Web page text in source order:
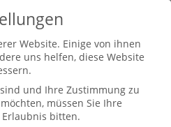
Website. Einige von ihnen
uns helfen, diese Website
und Ihre Zustimmung zu
müssen Sie Ihre
bitten.